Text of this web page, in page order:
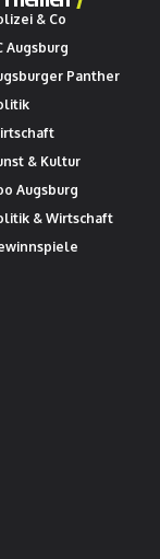
& Co
Augsburg
Panther
& Kultur
Augsburg
& Wirtschaft